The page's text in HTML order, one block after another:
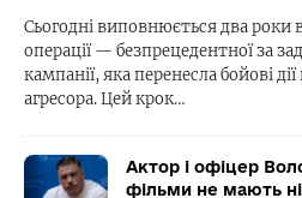
Сьогодні виповнюється два роки
операції — безпрецедентної за
кампанії, яка перенесла бойові
агресора. Цей крок…
Актор і офіцер
фільми не мають